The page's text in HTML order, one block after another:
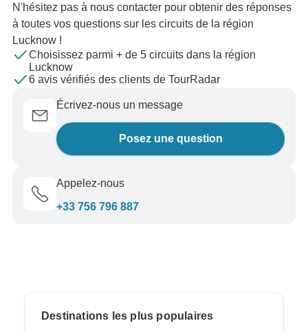
N'hésitez pas à nous contacter pour obtenir des réponses
à toutes vos questions sur les circuits de la région
Lucknow !
Choisissez parmi + de 5 circuits dans la région
Lucknow
6 avis vérifiés des clients de TourRadar
Écrivez-nous un message
Posez une question
Appelez-nous
+33 756 796 887
Destinations les plus populaires